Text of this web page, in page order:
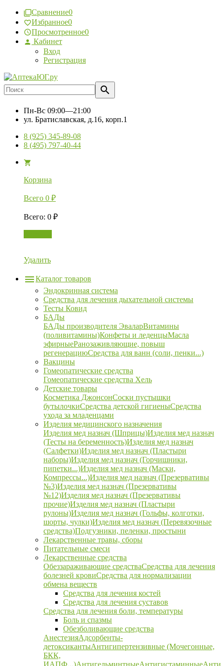
Сравнение0
Избранное0
Просмотренное0
Кабинет
Вход
Регистрация
Пн-Вс 09:00—21:00
ул. Братиславская, д.16, корп.1
8 (925) 345-89-08
8 (495) 797-40-44
Корзина
Всего 0 ₽
Всего: 0 ₽
Удалить
Каталог товаров
Эндокринная система
Средства для лечения дыхательной системы
Тесты Ковид
БАДы
БАДы производителя ЭваларВитамины
(поливитамины)Конфеты и леденцыМасла
эфирныеРанозаживляющие, повыш
регенерациюСредства для ванн (соли, пенки...)
Вакцины
Гомеопатические средства
Гомеопатические средства Хель
Детские товары
Косметика ДжонсонСоски пустышки
бутылочкиСредства детской гигиеныСредства
ухода за младенцами
Изделия медицинского назначения
Изделия мед назнач (Шприцы)Изделия мед назнач
(Тесты на беременность)Изделия мед назнач
(Салфетки)Изделия мед назнач (Пластыри
наборы)Изделия мед назнач (Горчишники,
пипетки...)Изделия мед назнач (Маски,
Компрессы...)Изделия мед назнач (Презервативы
№3)Изделия мед назнач (Презервативы
№12)Изделия мед назнач (Презервативы
прочие)Изделия мед назнач (Пластыри
рулоны)Изделия мед назнач (Гольфы, колготки,
шорты, чулки)Изделия мед назнач (Перевязочные
средства)Подгузники, пеленки, простыни
Лекарственные травы, сборы
Питательные смеси
Лекарственные средства
Обеззараживающие средстваСредства для лечения
болезней кровиСредства для нормализации
обмена веществ
Средства для лечения костей
Средства для лечения суставов
Средства для лечения боли, температуры
Боль и спазмы
Обезболивающие средства
АнестезияАдсорбенты-
детоксикантыАнтигипертензивные (Мочегонные,
БКК,